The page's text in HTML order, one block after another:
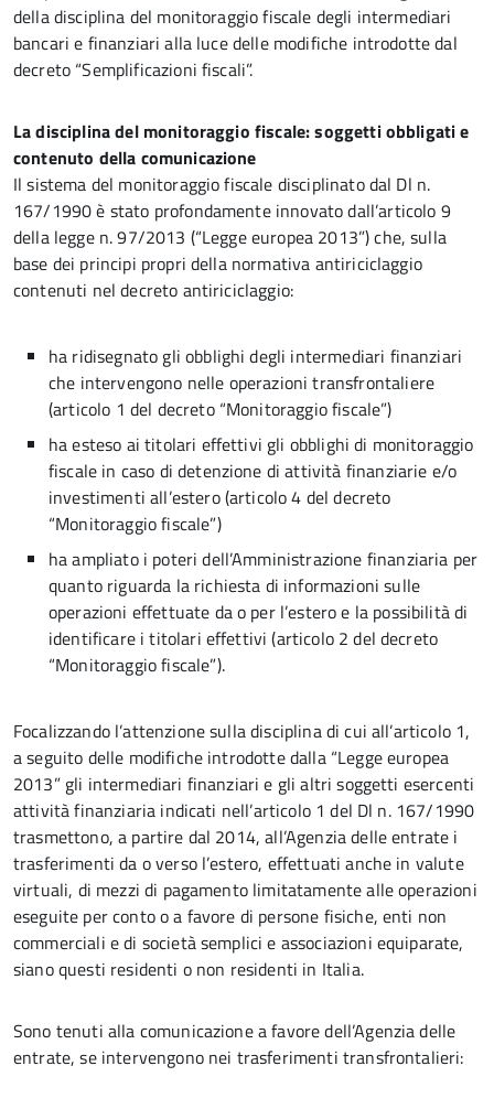
della disciplina del monitoraggio fiscale degli intermediari
bancari e finanziari alla luce delle modifiche introdotte dal
decreto “Semplificazioni fiscali”.
La disciplina del monitoraggio fiscale: soggetti obbligati e
contenuto della comunicazione
Il sistema del monitoraggio fiscale disciplinato dal Dl n.
167/1990 è stato profondamente innovato dall’articolo 9
della legge n. 97/2013 (“Legge europea 2013”) che, sulla
base dei principi propri della normativa antiriciclaggio
contenuti nel decreto antiriciclaggio:
ha ridisegnato gli obblighi degli intermediari finanziari
che intervengono nelle operazioni transfrontaliere
(articolo 1 del decreto “Monitoraggio fiscale”)
ha esteso ai titolari effettivi gli obblighi di monitoraggio
fiscale in caso di detenzione di attività finanziarie e/o
investimenti all’estero (articolo 4 del decreto
“Monitoraggio fiscale”)
ha ampliato i poteri dell’Amministrazione finanziaria per
quanto riguarda la richiesta di informazioni sulle
operazioni effettuate da o per l’estero e la possibilità di
identificare i titolari effettivi (articolo 2 del decreto
“Monitoraggio fiscale”).
Focalizzando l’attenzione sulla disciplina di cui all’articolo 1,
a seguito delle modifiche introdotte dalla “Legge europea
2013” gli intermediari finanziari e gli altri soggetti esercenti
attività finanziaria indicati nell’articolo 1 del Dl n. 167/1990
trasmettono, a partire dal 2014, all’Agenzia delle entrate i
trasferimenti da o verso l’estero, effettuati anche in valute
virtuali, di mezzi di pagamento limitatamente alle operazioni
eseguite per conto o a favore di persone fisiche, enti non
commerciali e di società semplici e associazioni equiparate,
siano questi residenti o non residenti in Italia.
Sono tenuti alla comunicazione a favore dell’Agenzia delle
entrate, se intervengono nei trasferimenti transfrontalieri: